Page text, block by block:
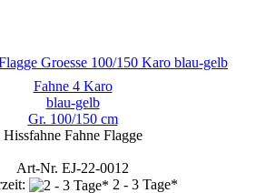
Fahne 4 Karo
blau-gelb
Gr. 100/150 cm
Hissfahne Fahne Flagge
Art-Nr. EJ-22-0012
2 - 3 Tage*